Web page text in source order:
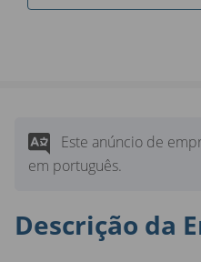
Este anúncio de
em português.
Descrição da